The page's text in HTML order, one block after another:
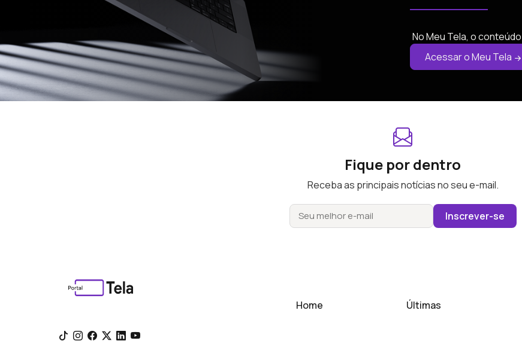
No Meu Tela, o
Acessar o Meu Tela
Fique por dentro
Receba as principais notícias no seu e-mail.
Inscrever-se
Home Últimas